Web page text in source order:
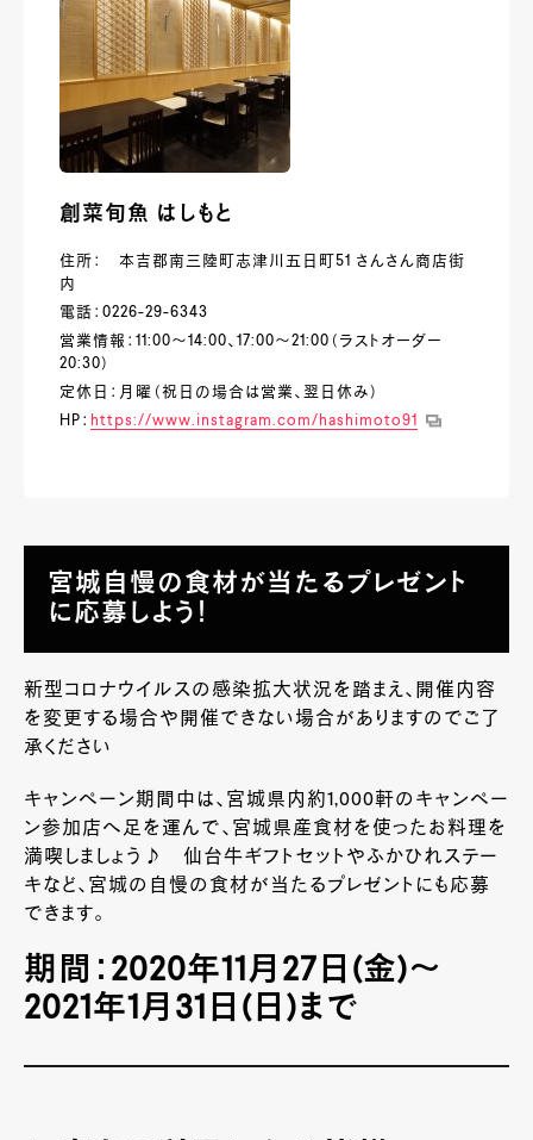
創菜旬魚 はしもと
住所： 本吉郡南三陸町志津川五日町51 さんさん商店街
内
電話：0226-29-6343
営業情報：11:00～14:00、17:00～21:00（ラストオーダー
20:30）
定休日：月曜（祝日の場合は営業、翌日休み）
HP： https://www.instagram.com/hashimoto91
宮城自慢の食材が当たるプレゼント
に応募しよう！
新型コロナウイルスの感染拡大状況を踏まえ、開催内容
を変更する場合や開催できない場合がありますのでご了
承ください
キャンペーン期間中は、宮城県内約1,000軒のキャンペー
ン参加店へ足を運んで、宮城県産食材を使ったお料理を
満喫しましょう♪ 仙台牛ギフトセットやふかひれステー
キなど、宮城の自慢の食材が当たるプレゼントにも応募
できます。
期間：2020年11月27日(金)～
2021年1月31日(日)まで